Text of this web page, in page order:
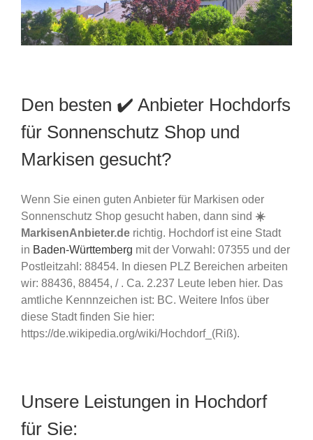
Den besten ✔️ Anbieter Hochdorfs
für Sonnenschutz Shop und
Markisen gesucht?
Wenn Sie einen guten Anbieter für Markisen oder
Sonnenschutz Shop gesucht haben, dann sind ☀️
MarkisenAnbieter.de richtig. Hochdorf ist eine Stadt
in Baden-Württemberg mit der Vorwahl: 07355 und der
Postleitzahl: 88454. In diesen PLZ Bereichen arbeiten
wir: 88436, 88454, / . Ca. 2.237 Leute leben hier. Das
amtliche Kennnzeichen ist: BC. Weitere Infos über
diese Stadt finden Sie hier:
https://de.wikipedia.org/wiki/Hochdorf_(Riß).
Unsere Leistungen in Hochdorf
für Sie: